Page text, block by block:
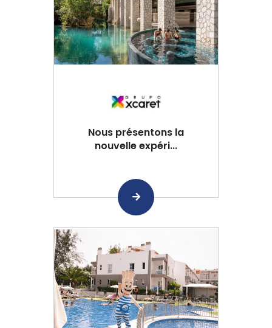
Nous présentons la
nouvelle expéri...